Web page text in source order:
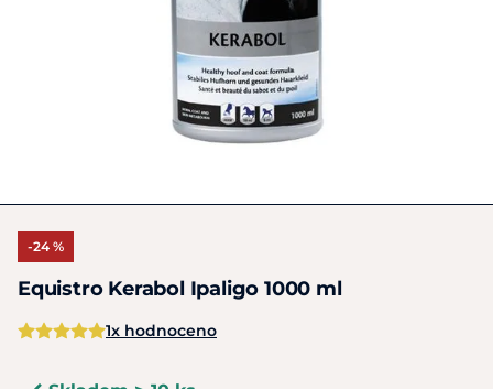
-24 %
Equistro Kerabol Ipaligo 1000 ml
1x hodnoceno